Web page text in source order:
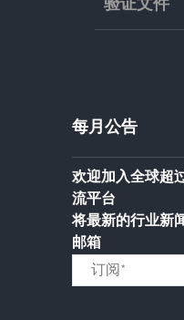
验证文件
每月公告
欢迎加入全球超
流平台
将最新的行业新
邮箱